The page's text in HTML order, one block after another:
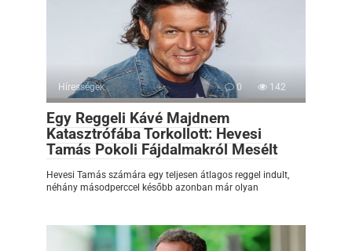
Hírességek 0 142
Egy Reggeli Kávé Majdnem
Katasztrófába Torkollott: Hevesi
Tamás Pokoli Fájdalmakról Mesélt
Hevesi Tamás számára egy teljesen átlagos reggel indult,
néhány másodperccel később azonban már olyan